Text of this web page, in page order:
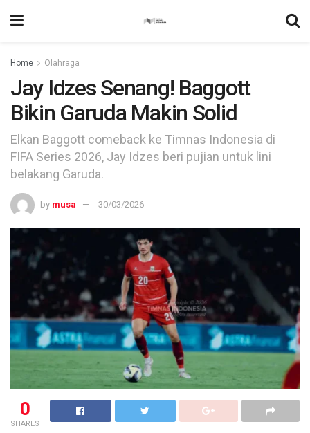
Home Olahraga
Jay Idzes Senang! Baggott
Bikin Garuda Makin Solid
Elkan Baggott comeback ke Timnas Indonesia di
FIFA Series 2026, Jay Idzes beri pujian untuk lini
belakang Garuda.
by musa 30/03/2026
0
SHARES